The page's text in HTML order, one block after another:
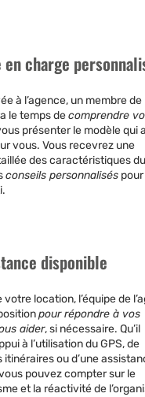
en charge
à l’agence, un membre de
le temps decomprendre
présenter le modèle qui
vous. Vous recevrez une
des caractéristiques du
conseils personnalisés
disponible
votre location, l’équipe de
pour répondre à vos
aider, si nécessaire. Qu’il
à l’utilisation du GPS, de
itinéraires ou d’une
pouvez compter sur le
et la réactivité de